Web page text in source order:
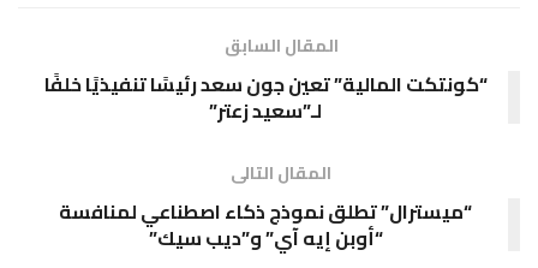
المقال السابق
“كونتكت المالية” تعين جون سعد رئيسًا تنفيذيًا خلفًا
لـ”سعيد زعتر”
المقال التالى
“ميسترال” تطلق نموذج ذكاء اصطناعي لمنافسة
“أوبن إيه آي” و”ديب سيك”